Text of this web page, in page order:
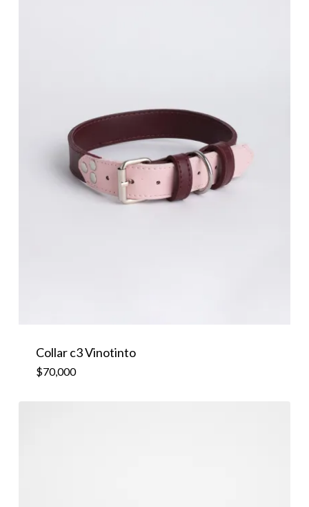
Collar c3 Vinotinto
$70,000